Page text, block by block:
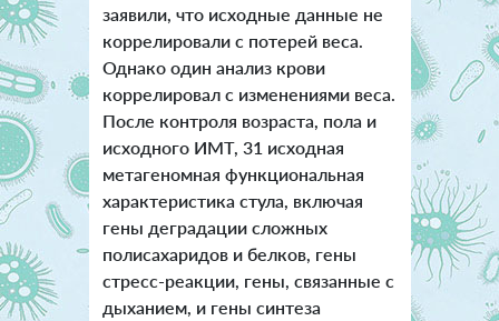
заявили, что исходные данные не
коррелировали с потерей веса.
Однако один анализ крови
коррелировал с изменениями веса.
После контроля возраста, пола и
исходного ИМТ, 31 исходная
метагеномная функциональная
характеристика стула, включая
гены деградации сложных
полисахаридов и белков, гены
стресс-реакции, гены, связанные с
дыханием, и гены синтеза